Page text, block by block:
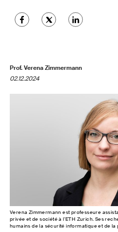
Prof. Verena Zimmermann
02.12.2024
Verena Zimmermann est professeure
privée et de société à l'ETH Zurich. Ses
humains de la sécurité informatique et de la